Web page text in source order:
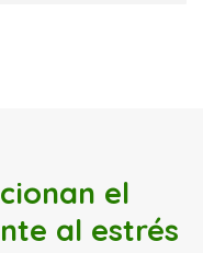
el
al estrés